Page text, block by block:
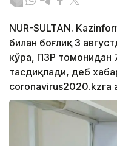
NUR-SULTAN.
билан боғлиқ 3
кўра, ПЗР томонидан
тасдиқлади, деб
coronavirus2020.kzга